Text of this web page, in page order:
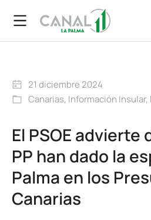
21 diciembre 2024
Canarias, Información Insular,
El PSOE advierte
PP han dado la
Palma en los
Canarias